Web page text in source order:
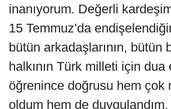
inanıyorum. Değerli
15 Temmuz’da
bütün arkadaşlarının, bütün
halkının Türk milleti için dua
öğrenince doğrusu hem çok
oldum hem de